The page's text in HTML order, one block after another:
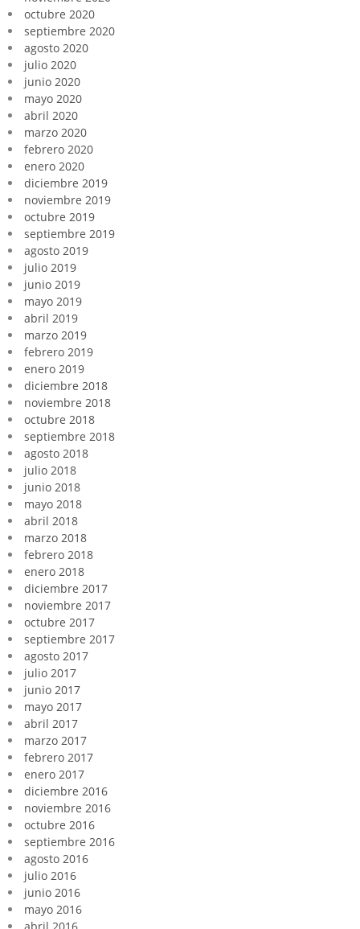
octubre 2020
septiembre 2020
agosto 2020
julio 2020
junio 2020
mayo 2020
abril 2020
marzo 2020
febrero 2020
enero 2020
diciembre 2019
noviembre 2019
octubre 2019
septiembre 2019
agosto 2019
julio 2019
junio 2019
mayo 2019
abril 2019
marzo 2019
febrero 2019
enero 2019
diciembre 2018
noviembre 2018
octubre 2018
septiembre 2018
agosto 2018
julio 2018
junio 2018
mayo 2018
abril 2018
marzo 2018
febrero 2018
enero 2018
diciembre 2017
noviembre 2017
octubre 2017
septiembre 2017
agosto 2017
julio 2017
junio 2017
mayo 2017
abril 2017
marzo 2017
febrero 2017
enero 2017
diciembre 2016
noviembre 2016
octubre 2016
septiembre 2016
agosto 2016
julio 2016
junio 2016
mayo 2016